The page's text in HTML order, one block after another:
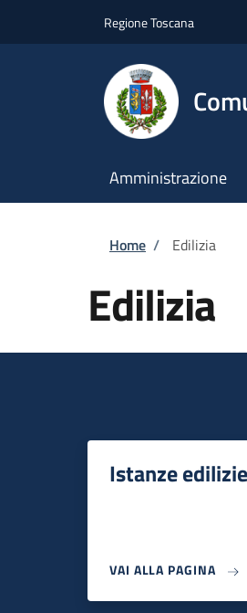
Regione Toscana
Amministrazione
Briciole
Home / Edilizia
Edilizia
Istanze edilizie
VAI ALLA PAGINA